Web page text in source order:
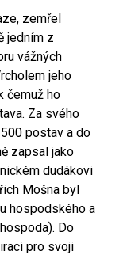
zemřel
jedním z
vážných
jeho
čemuž ho
Za svého
postav a do
zapsal jako
dudákovi
Mošna byl
hospodského a
Do
pro svoji